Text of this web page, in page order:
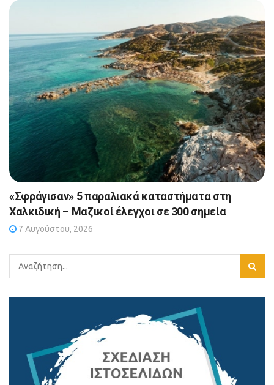
«Σφράγισαν» 5 παραλιακά καταστήματα στη
Χαλκιδική – Μαζικοί έλεγχοι σε 300 σημεία
7 Αυγούστου, 2026